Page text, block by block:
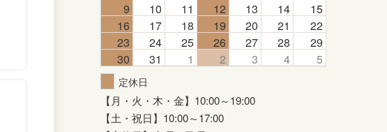
9
10 11 12 13 14
15
16
17 18 19 20 21
22
23
24 25 26 27 28
29
30
31 1 2 3 4 5
定休日
【月・火・木・金】10:00～19:00
【土・祝日】10:00～17:00